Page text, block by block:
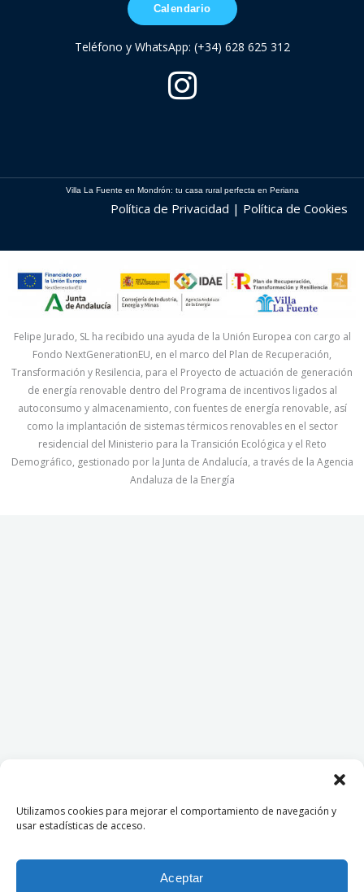
Utilizamos cookies para mejorar el comportamiento de navegación y
usar estadísticas de acceso.
Aceptar
Calendario
Teléfono y WhatsApp: (+34) 628 625 312
Villa La Fuente en Mondrón: tu casa rural perfecta en Periana
Política de Privacidad | Política de Cookies
Felipe Jurado, SL ha recibido una ayuda de la Unión Europea con cargo al
Fondo NextGenerationEU, en el marco del Plan de Recuperación,
Transformación y Resilencia, para el Proyecto de actuación de generación
de energía renovable dentro del Programa de incentivos ligados al
autoconsumo y almacenamiento, con fuentes de energía renovable, así
como la implantación de sistemas térmicos renovables en el sector
residencial del Ministerio para la Transición Ecológica y el Reto
Demográfico, gestionado por la Junta de Andalucía, a través de la Agencia
Andaluza de la Energía